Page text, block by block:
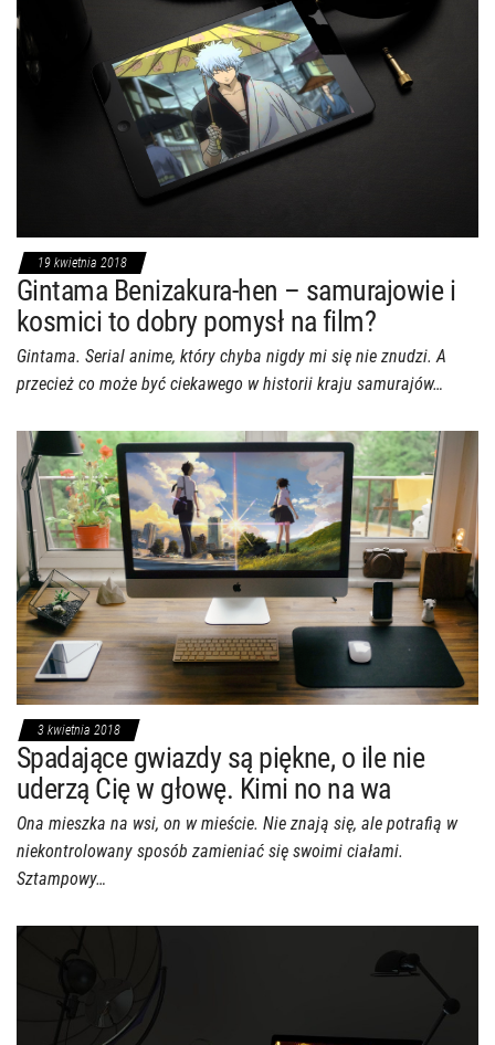
19 kwietnia 2018
Gintama Benizakura-hen – samurajowie i
kosmici to dobry pomysł na film?
Gintama. Serial anime, który chyba nigdy mi się nie znudzi. A
przecież co może być ciekawego w historii kraju samurajów…
3 kwietnia 2018
Spadające gwiazdy są piękne, o ile nie
uderzą Cię w głowę. Kimi no na wa
Ona mieszka na wsi, on w mieście. Nie znają się, ale potrafią w
niekontrolowany sposób zamieniać się swoimi ciałami.
Sztampowy…